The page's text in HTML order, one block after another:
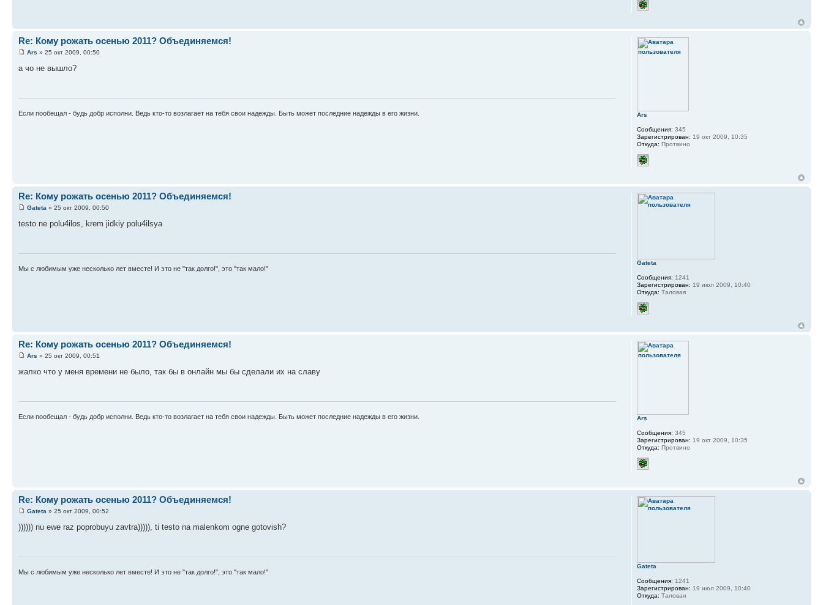
Re: Кому рожать осенью 2011? Объединяемся!
Ars » 25 окт 2009, 00:50
а чо не вышло?
Если пообещал - будь добр исполни. Ведь кто-то возлагает на тебя свои надежды. Быть может последние надежды в его жизни. Ars
Сообщения: 345
Зарегистрирован: 19 окт 2009, 10:35
Откуда: Протвино
Re: Кому рожать осенью 2011? Объединяемся!
Gateta » 25 окт 2009, 00:50
testo ne polu4ilos, krem jidkiy polu4ilsya
Мы с любимым уже несколько лет вместе! И это не "так долго!", это "так мало!"
Gateta
Сообщения: 1241
Зарегистрирован: 19 июл 2009, 10:40
Откуда: Таловая
Re: Кому рожать осенью 2011? Объединяемся!
Ars » 25 окт 2009, 00:51
жалко что у меня времени не было, так бы в онлайн мы бы сделали их на славу
Если пообещал - будь добр исполни. Ведь кто-то возлагает на тебя свои надежды. Быть может последние надежды в его жизни. Ars
Сообщения: 345
Зарегистрирован: 19 окт 2009, 10:35
Откуда: Протвино
Re: Кому рожать осенью 2011? Объединяемся!
Gateta » 25 окт 2009, 00:52
)))))) nu ewe raz poprobuyu zavtra))))), ti testo na malenkom ogne gotovish?
Мы с любимым уже несколько лет вместе! И это не "так долго!", это "так мало!"
Gateta
Сообщения: 1241
Зарегистрирован: 19 июл 2009, 10:40
Откуда: Таловая